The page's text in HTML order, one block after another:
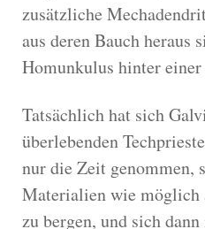
zusätzliche
aus deren Bauch heraus
Homunkulus hinter
Tatsächlich hat sich
überlebenden
nur die Zeit genommen,
Materialien wie möglich
zu bergen, und sich